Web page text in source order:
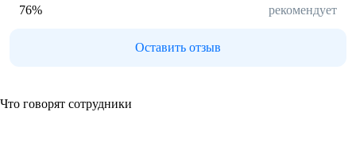
76% рекомендует
Оставить отзыв
Что говорят сотрудники